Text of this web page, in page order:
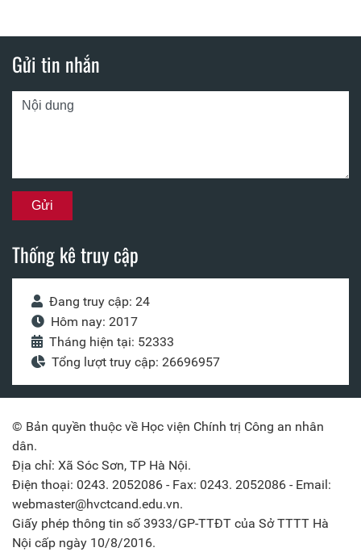
Gửi tin nhắn
Thống kê truy cập
Đang truy cập: 24
Hôm nay: 2017
Tháng hiện tại: 52333
Tổng lượt truy cập: 26696957
© Bản quyền thuộc về Học viện Chính trị Công an nhân
dân.
Địa chỉ: Xã Sóc Sơn, TP Hà Nội.
Điện thoại: 0243. 2052086 - Fax: 0243. 2052086 - Email:
webmaster@hvctcand.edu.vn.
Giấy phép thông tin số 3933/GP-TTĐT của Sở TTTT Hà
Nội cấp ngày 10/8/2016.